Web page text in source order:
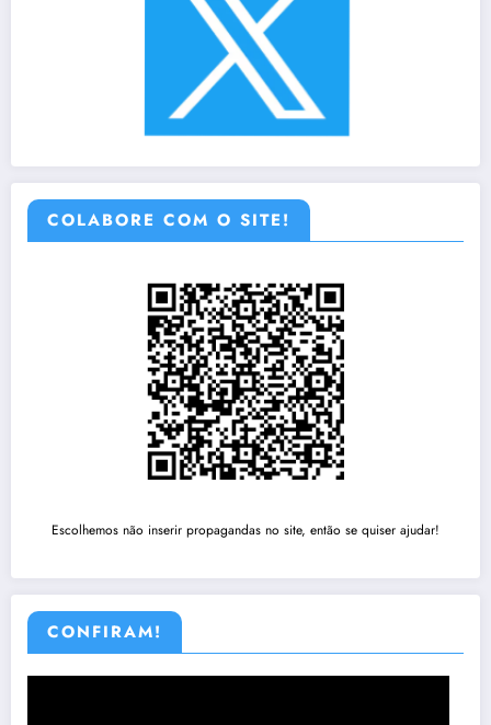
COLABORE COM O SITE!
Escolhemos não inserir propagandas no site, então se quiser ajudar!
CONFIRAM!